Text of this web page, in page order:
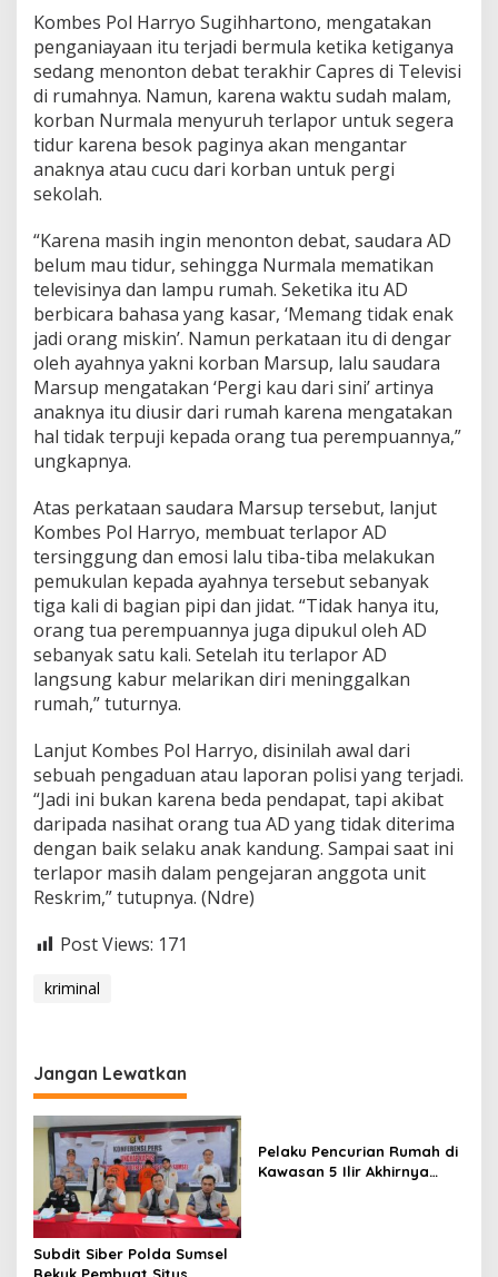
a
n
K
o
p
l
r
e
a
b
e
s
P
a
l
e
m
b
a
n
Kombes Pol Harryo Sugihhartono, mengatakan
penganiayaan itu terjadi bermula ketika ketiganya
sedang menonton debat terakhir Capres di Televisi
di rumahnya. Namun, karena waktu sudah malam,
korban Nurmala menyuruh terlapor untuk segera
tidur karena besok paginya akan mengantar
anaknya atau cucu dari korban untuk pergi
sekolah.
“Karena masih ingin menonton debat, saudara AD
belum mau tidur, sehingga Nurmala mematikan
televisinya dan lampu rumah. Seketika itu AD
berbicara bahasa yang kasar, ‘Memang tidak enak
jadi orang miskin’. Namun perkataan itu di dengar
oleh ayahnya yakni korban Marsup, lalu saudara
Marsup mengatakan ‘Pergi kau dari sini’ artinya
anaknya itu diusir dari rumah karena mengatakan
hal tidak terpuji kepada orang tua perempuannya,”
ungkapnya.
Atas perkataan saudara Marsup tersebut, lanjut
Kombes Pol Harryo, membuat terlapor AD
tersinggung dan emosi lalu tiba-tiba melakukan
pemukulan kepada ayahnya tersebut sebanyak
tiga kali di bagian pipi dan jidat. “Tidak hanya itu,
orang tua perempuannya juga dipukul oleh AD
sebanyak satu kali. Setelah itu terlapor AD
langsung kabur melarikan diri meninggalkan
rumah,” tuturnya.
Lanjut Kombes Pol Harryo, disinilah awal dari
sebuah pengaduan atau laporan polisi yang terjadi.
“Jadi ini bukan karena beda pendapat, tapi akibat
daripada nasihat orang tua AD yang tidak diterima
dengan baik selaku anak kandung. Sampai saat ini
terlapor masih dalam pengejaran anggota unit
Reskrim,” tutupnya. (Ndre)
Post Views: 171
kriminal
Jangan Lewatkan
Subdit Siber Polda Sumsel
Pelaku Pencurian Rumah di
Kawasan 5 Ilir Akhirnya